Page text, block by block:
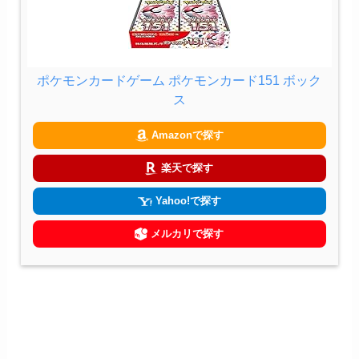
ポケモンカードゲーム ポケモンカード151 ボック
ス
Amazonで探す
楽天で探す
Yahoo!で探す
メルカリで探す